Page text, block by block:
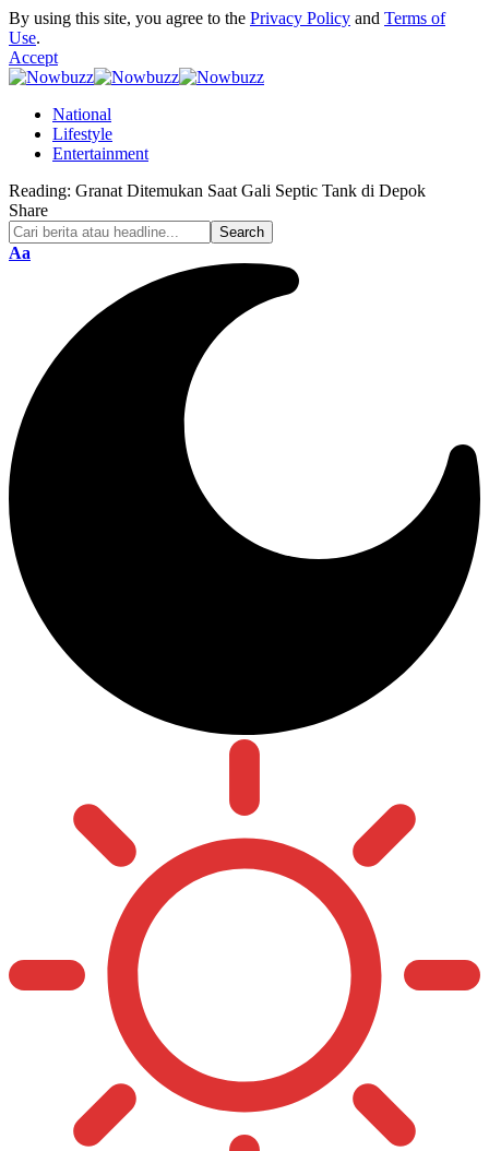
By using this site, you agree to the Privacy Policy and Terms of
Use.
Accept
National
Lifestyle
Entertainment
Reading: Granat Ditemukan Saat Gali Septic Tank di Depok
Share
Font
Aa